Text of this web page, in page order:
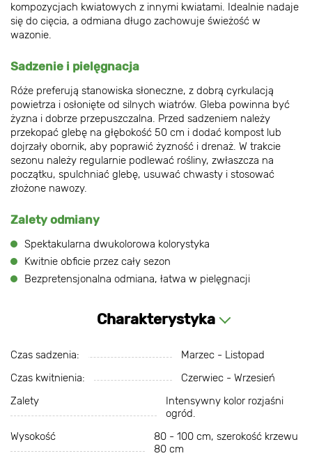
kompozycjach kwiatowych z innymi kwiatami. Idealnie nadaje
się do cięcia, a odmiana długo zachowuje świeżość w
wazonie.
Sadzenie i pielęgnacja
Róże preferują stanowiska słoneczne, z dobrą cyrkulacją
powietrza i osłonięte od silnych wiatrów. Gleba powinna być
żyzna i dobrze przepuszczalna. Przed sadzeniem należy
przekopać glebę na głębokość 50 cm i dodać kompost lub
dojrzały obornik, aby poprawić żyzność i drenaż. W trakcie
sezonu należy regularnie podlewać rośliny, zwłaszcza na
początku, spulchniać glebę, usuwać chwasty i stosować
złożone nawozy.
Zalety odmiany
Spektakularna dwukolorowa kolorystyka
Kwitnie obficie przez cały sezon
Bezpretensjonalna odmiana, łatwa w pielęgnacji
Charakterystyka
Czas sadzenia:
Marzec - Listopad
Czas kwitnienia:
Czerwiec - Wrzesień
Zalety
Intensywny kolor rozjaśni
ogród.
Wysokość
80 - 100 cm, szerokość krzewu
80 cm